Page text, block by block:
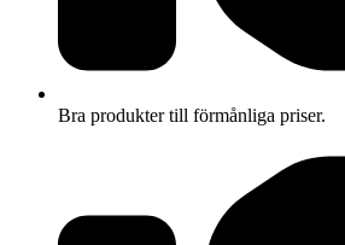
Bra produkter till förmånliga priser.